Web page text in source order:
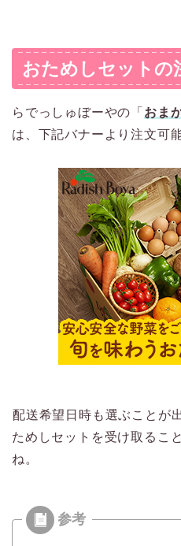
おためしセットの
らでっしゅぼーやの「 おま
は、下記バナーより注文可
配送希望日時も選ぶことが
ためしセットを受け取るこ
ね。